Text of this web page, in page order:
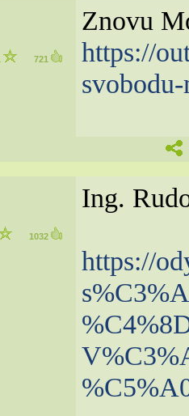
721
Znovu
https://
1032
Ing.
https://
s%C3